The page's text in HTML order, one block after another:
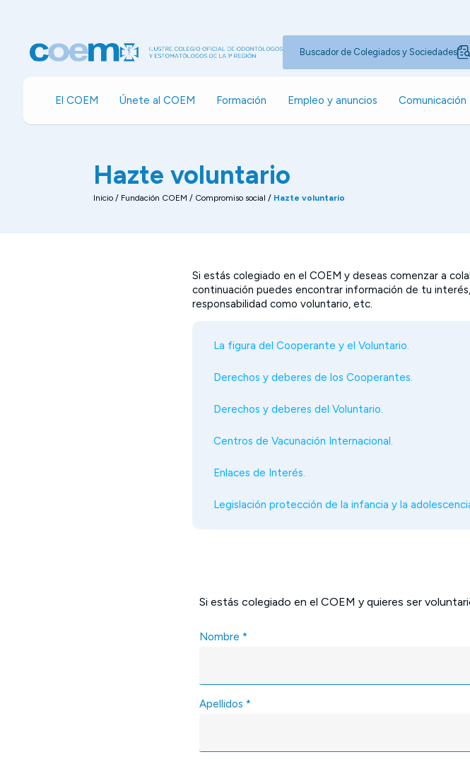
Buscador de Colegiados y Sociedades
El COEM Únete al COEM Formación Empleo y anuncios Comunicación
Hazte voluntario
Inicio / Fundación COEM / Compromiso social / Hazte voluntario
Si estás colegiado en el COEM y deseas comenzar a
continuación puedes encontrar información de tu
responsabilidad como voluntario, etc.
La figura del Cooperante y el Voluntario.
Derechos y deberes de los Cooperantes.
Derechos y deberes del Voluntario.
Centros de Vacunación Internacional.
Enlaces de Interés.
Legislación protección de la infancia y la
Si estás colegiado en el COEM y quieres ser
Nombre *
Apellidos *